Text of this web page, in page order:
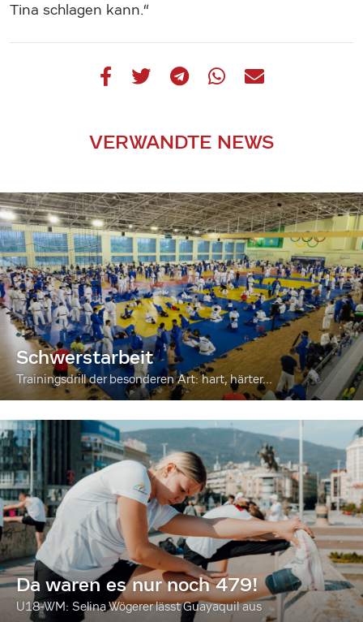
Tina schlagen kann.“
VERWANDTE NEWS
Schwerstarbeit
Trainingsdrill der besonderen Art: hart, härter...
Da waren es nur noch 479!
U18-WM: Selina Wögerer lässt Guayaquil aus